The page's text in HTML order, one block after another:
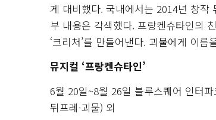
게 대비했다. 국내에서는 2014년 창작
부 내용은 각색했다. 프랑켄슈타인의
‘크리처’를 만들어낸다. 괴물에게 이
뮤지컬 ‘프랑켄슈타인’
6월 20일~8월 26일 블루스퀘어 인터파
뒤프레·괴물) 외